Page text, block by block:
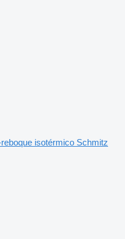
isotérmico Schmitz